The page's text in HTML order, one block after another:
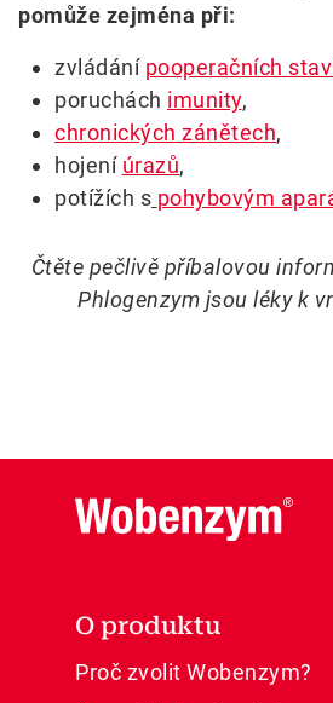
pomůže zejména při:
zvládání pooperačních
poruchách imunity,
chronických zánětech,
hojení úrazů,
potížích s pohybovým
Čtěte pečlivě příbalovou
Phlogenzym jsou léky k
O produktu
Proč zvolit Wobenzym?